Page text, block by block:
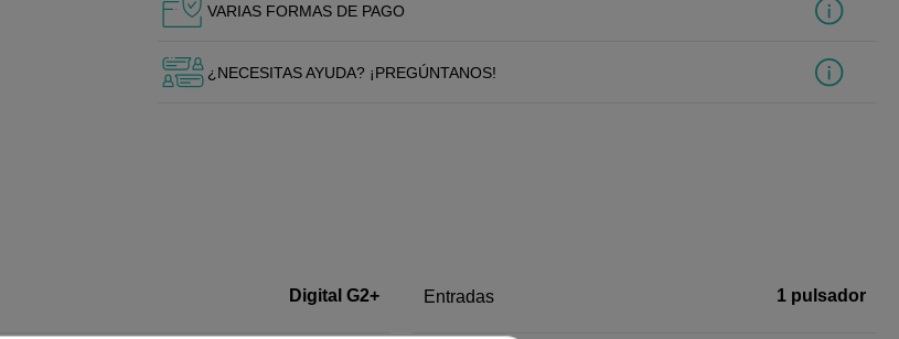
VARIAS FORMAS DE PAGO
¿NECESITAS AYUDA? ¡PREGÚNTANOS!
Digital G2+ Entradas 1 pulsador